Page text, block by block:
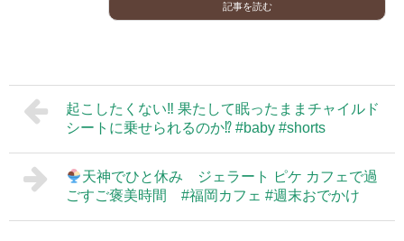
記事を読む
起こしたくない‼︎ 果たして眠ったままチャイルド
シートに乗せられるのか⁉︎ #baby #shorts
天神でひと休み ジェラート ピケ カフェで過
ごすご褒美時間 #福岡カフェ #週末おでかけ